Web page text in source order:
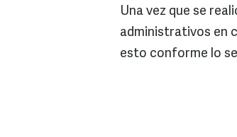
Una vez que se
administrativos en
esto conforme lo